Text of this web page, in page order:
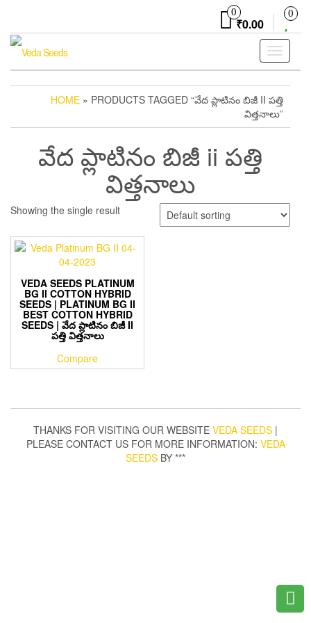
the
content
0
₹0.00
0
Toggle
HOME » PRODUCTS TAGGED “వేద ప్లాటినం బిజీ II పత్తి
విత్తనాలు”
వేద ప్లాటినం బిజీ ii పత్తి
విత్తనాలు
Showing the single result
VEDA SEEDS PLATINUM
BG II COTTON HYBRID
SEEDS | PLATINUM BG II
BEST COTTON HYBRID
SEEDS | వేద ప్లాటినం బిజీ II
పత్తి విత్తనాలు
Compare
THANKS FOR VISITING OUR WEBSITE VEDA SEEDS |
PLEASE CONTACT US FOR MORE INFORMATION: VEDA
SEEDS BY ***